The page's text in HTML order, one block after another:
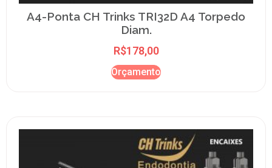
A4-Ponta CH Trinks TRI32D A4 Torpedo
Diam.
R$178,00
Orçamento